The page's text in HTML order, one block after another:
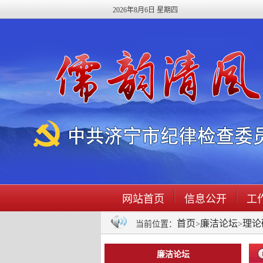
2026年8月6日 星期四
网站首页 信息公开 工
当前位置： 首页>廉洁论坛>理
廉洁论坛